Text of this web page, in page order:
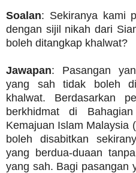
Soalan: Sekiranya kami
dengan sijil nikah dari
boleh ditangkap khalwat?
Jawapan: Pasangan
yang sah tidak boleh
khalwat. Berdasarkan
berkhidmat di
Kemajuan Islam Malaysia
boleh disabitkan
yang berdua-duaan
yang sah. Bagi pasangan